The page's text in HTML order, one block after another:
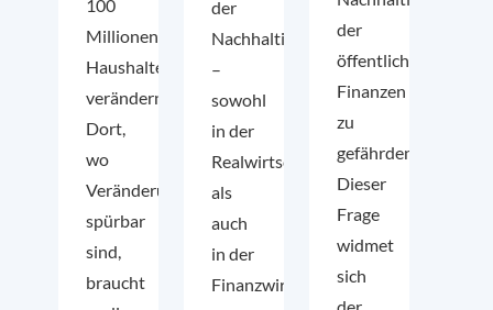
100
Millionen
Haushalten
verändern.
Dort,
wo
Veränderungen
spürbar
sind,
braucht
der
Nachhaltigkeitstransformation
–
sowohl
in der
Realwirtschaft
als
auch
in der
Finanzwirtschaft.
der
öffentlichen
Finanzen
zu
gefährden?
Dieser
Frage
widmet
sich